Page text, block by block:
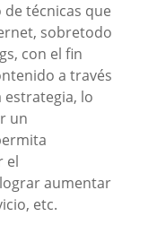
técnicas que
sobretodo
con el fin
a través
estrategia, lo
un
el
aumentar
etc.